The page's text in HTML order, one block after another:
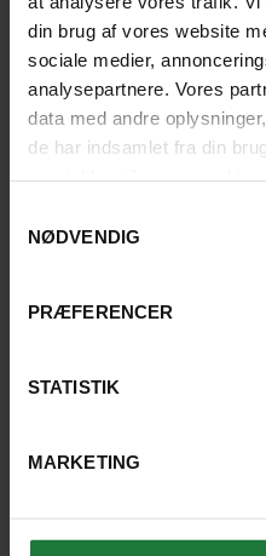
din brug af vores website
sociale medier,
analysepartnere. Vores
data med andre
de har indsamlet fra din
NØDVENDIG
PRÆFERENCER
STATISTIK
MARKETING